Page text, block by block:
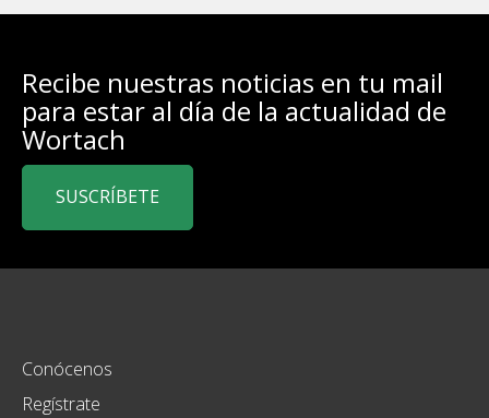
Recibe nuestras noticias en tu mail
para estar al día de la actualidad de
Wortach
SUSCRÍBETE
Conócenos
Regístrate